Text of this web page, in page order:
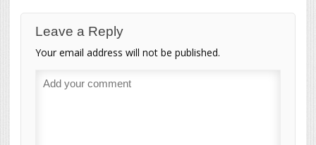
Leave a Reply
Your email address will not be published.